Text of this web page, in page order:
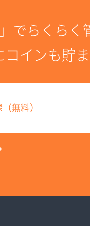
でらくらく
コインも貯
無料）